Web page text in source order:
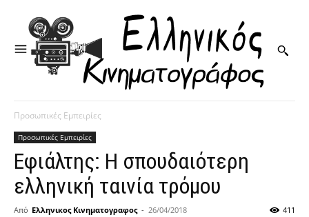
Προσωπικές Εμπειρίες
Προσωπικές Εμπειρίες
Εφιάλτης: Η σπουδαιότερη
ελληνική ταινία τρόμου
Από Ελληνικος Κινηματογραφος - 26/04/2018 411